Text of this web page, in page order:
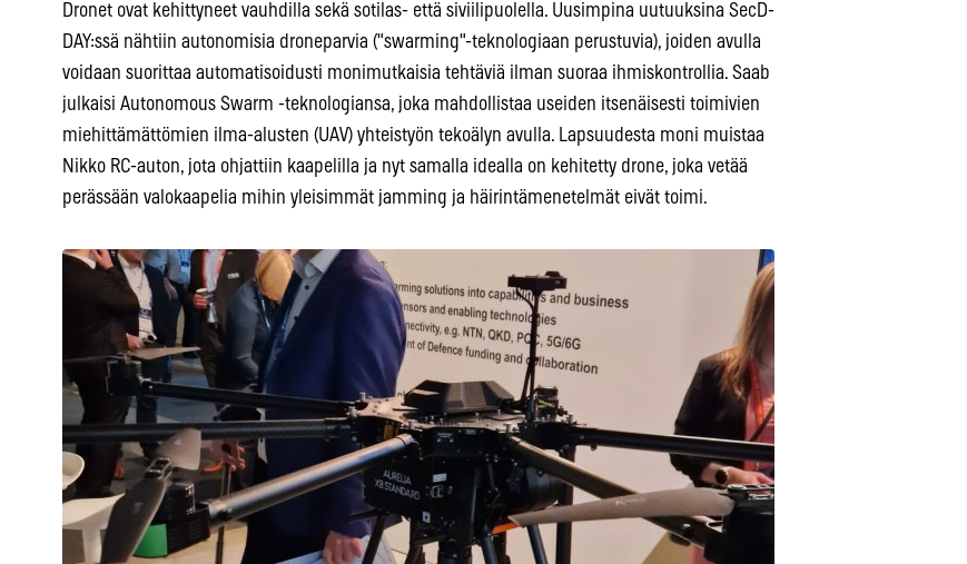
Dronet ovat kehittyneet vauhdilla sekä sotilas- että siviilipuolella. Uusimpina uutuuksina SecD-
DAY:ssä nähtiin autonomisia droneparvia ("swarming"-teknologiaan perustuvia), joiden avulla
voidaan suorittaa automatisoidusti monimutkaisia tehtäviä ilman suoraa ihmiskontrollia. Saab
julkaisi Autonomous Swarm -teknologiansa, joka mahdollistaa useiden itsenäisesti toimivien
miehittämättömien ilma-alusten (UAV) yhteistyön tekoälyn avulla. Lapsuudesta moni muistaa
Nikko RC-auton, jota ohjattiin kaapelilla ja nyt samalla idealla on kehitetty drone, joka vetää
perässään valokaapelia mihin yleisimmät jamming ja häirintämenetelmät eivät toimi.